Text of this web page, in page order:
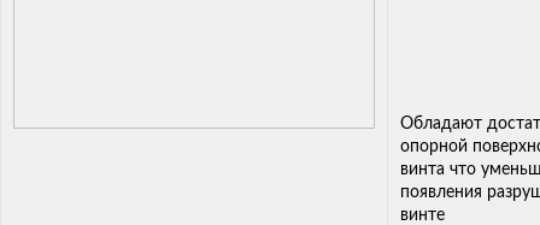
Обладают
опорной
винта что
появления
винте